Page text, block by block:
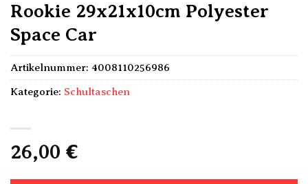
Rookie 29x21x10cm Polyester
Space Car
26,00 €
Artikelnummer: 4008110256986
Kategorie: Schultaschen